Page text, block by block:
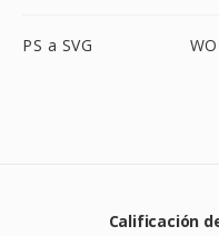
PS a SVG
Calificación